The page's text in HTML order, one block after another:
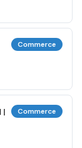
Commerce
|
Commerce